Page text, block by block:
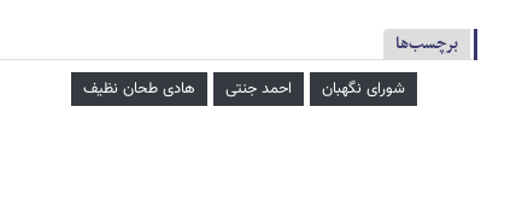
برچسب‌ها
شورای نگهبان احمد جنتی هادی طحان نظیف